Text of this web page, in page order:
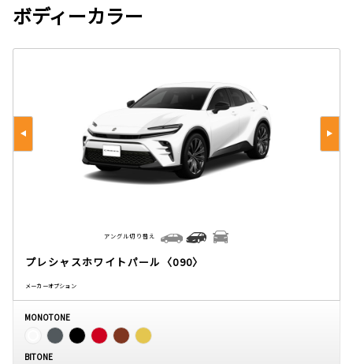
ボディーカラー
プレシャスホワイトパール〈090〉
メーカーオプション
アングル切り替え
MONOTONE
BITONE